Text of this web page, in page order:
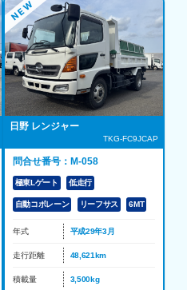
日野 レンジャー
TKG-FC9JCAP
問合せ番号：M-058
極東Lゲート 低走行
自動コボレーン リーフサス 6MT
年式 平成29年3月
走行距離 48,621km
積載量 3,500kg